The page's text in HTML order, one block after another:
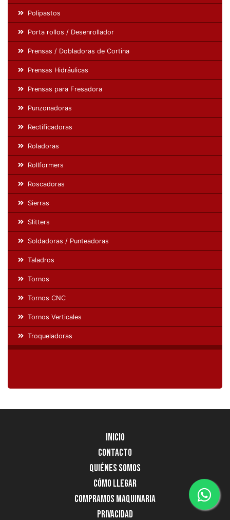
Polipastos
Porta rollos / Desenrollador
Prensas / Dobladoras de Cortina
Prensas Hidráulicas
Prensas para Fresadora
Punzonadoras
Rectificadoras
Roladoras
Rollformers
Roscadoras
Sierras
Slitters
Soldadoras / Punteadoras
Taladros
Tornos
Tornos CNC
Tornos Verticales
Troqueladoras
Inicio
Contacto
Quiénes Somos
Cómo llegar
Compramos Maquinaria
Privacidad